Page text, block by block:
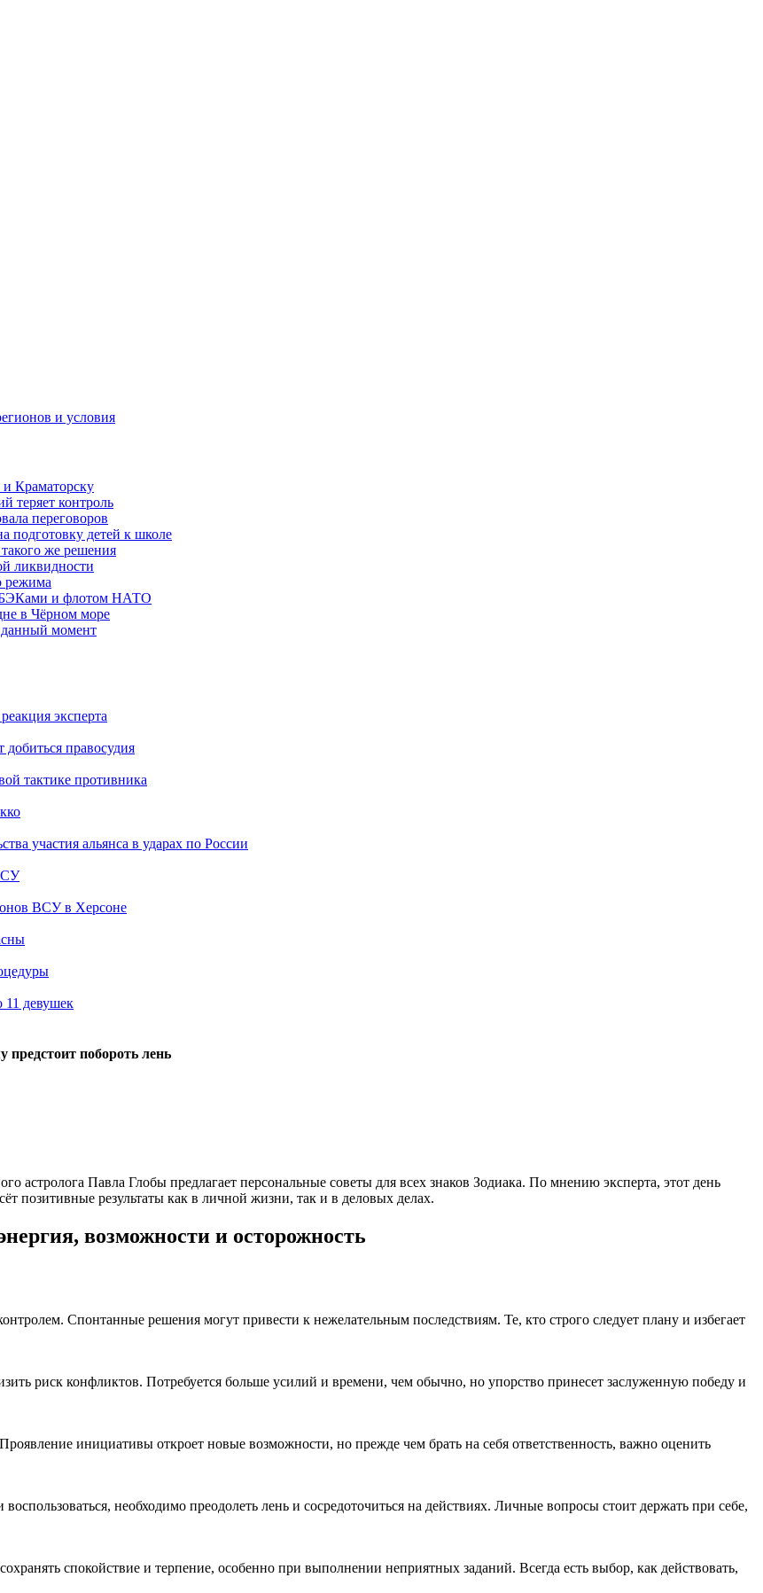
и условия
Краматорску
теряет контроль
переговоров
подготовку детей к школе
же решения
ликвидности
режима
БЭКами и флотом НАТО
в Чёрном море
момент
эксперта
правосудия
тактике противника
участия альянса в ударах по России
ВСУ в Херсоне
11 девушек
предстоит побороть лень
астролога Павла Глобы предлагает персональные советы для всех знаков Зодиака. По мнению эксперта, этот день
позитивные результаты как в личной жизни, так и в деловых делах.
возможности и осторожность
Спонтанные решения могут привести к нежелательным последствиям. Те, кто строго следует плану и избегает
риск конфликтов. Потребуется больше усилий и времени, чем обычно, но упорство принесет заслуженную победу и
инициативы откроет новые возможности, но прежде чем брать на себя ответственность, важно оценить
необходимо преодолеть лень и сосредоточиться на действиях. Личные вопросы стоит держать при себе,
спокойствие и терпение, особенно при выполнении неприятных заданий. Всегда есть выбор, как действовать,